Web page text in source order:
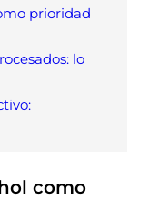
prioridad
lo
como